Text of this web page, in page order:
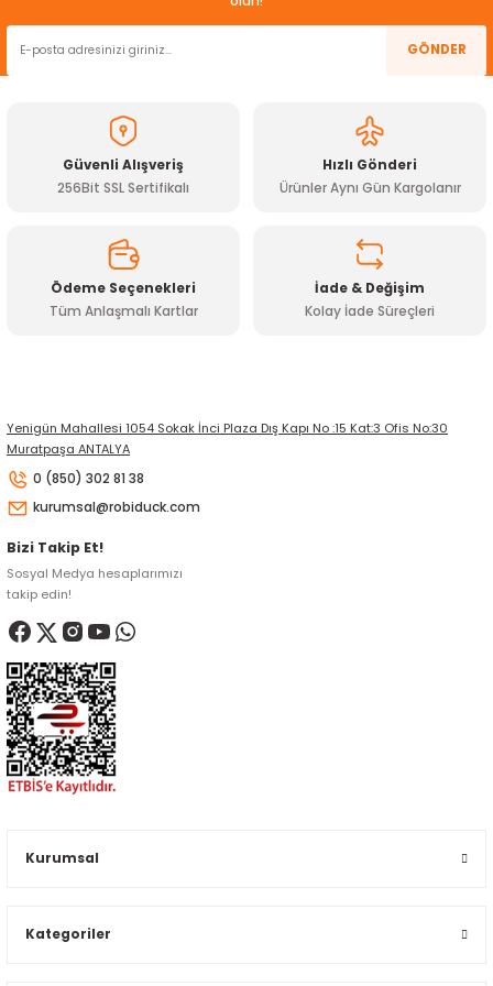
Özel Filamentler
Valf)
GÖNDER
Güvenli Alışveriş
256Bit SSL Sertifikalı
Hızlı Gönderi
Ürünler Aynı Gün Kargolanır
Ödeme Seçenekleri
Tüm Anlaşmalı Kartlar
İade & Değişim
Kolay İade Süreçleri
Yenigün Mahallesi 1054 Sokak İnci Plaza Dış Kapı No :15 Kat:3 Ofis No:30
Muratpaşa ANTALYA
0 (850) 302 81 38
kurumsal@robiduck.com
Bizi Takip Et!
Sosyal Medya hesaplarımızı
takip edin!
Kurumsal
Kategoriler